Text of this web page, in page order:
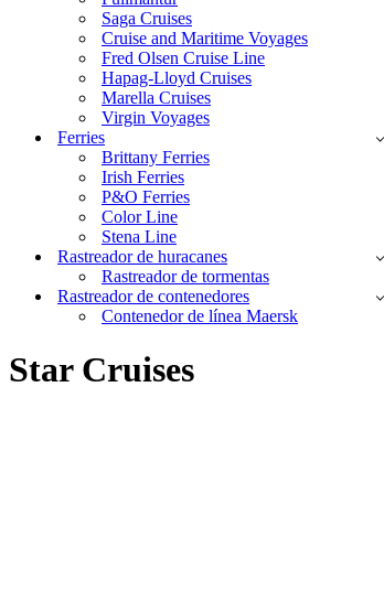
Saga Cruises
Cruise and Maritime Voyages
Fred Olsen Cruise Line
Hapag-Lloyd Cruises
Marella Cruises
Virgin Voyages
Ferries
Brittany Ferries
Irish Ferries
P&O Ferries
Color Line
Stena Line
Rastreador de huracanes
Rastreador de tormentas
Rastreador de contenedores
Contenedor de línea Maersk
Star Cruises